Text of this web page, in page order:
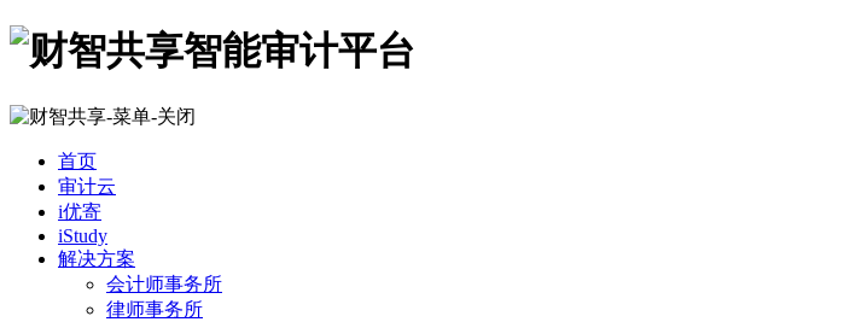
首页
审计云
i优寄
iStudy
解决方案
会计师事务所
律师事务所